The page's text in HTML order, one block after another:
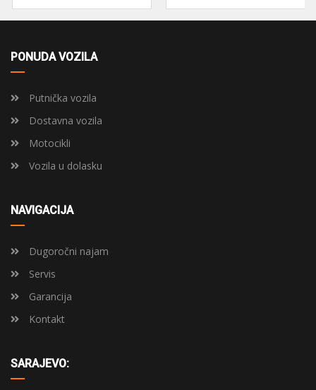
PONUDA VOZILA
Putnička vozila
Dostavna vozila
Motocikli
Vozila u dolasku
NAVIGACIJA
Dugoročni najam
Servis
Garancija
Kontakt
SARAJEVO: